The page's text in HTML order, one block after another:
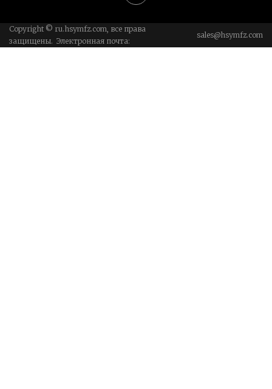
Copyright © ru.hsymfz.com, все права
защищены. Электронная почта:
sales@hsymfz.com